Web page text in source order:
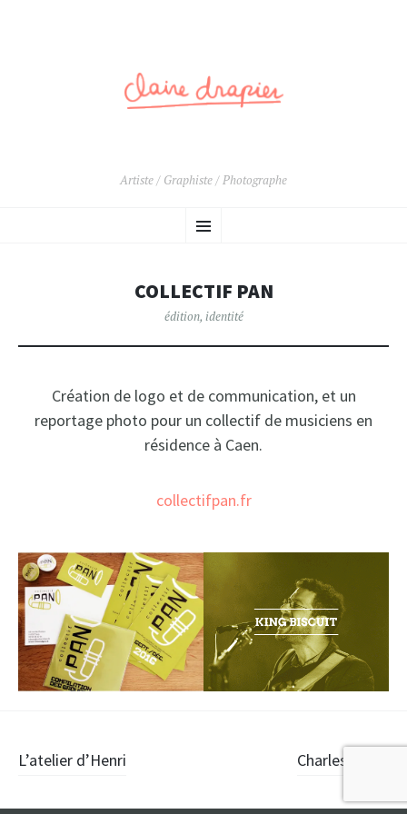
Artiste / Graphiste / Photographe
Menu
AU
COLLECTIF PAN
édition, identité
Création de logo et de communication, et un
reportage photo pour un collectif de musiciens en
résidence à Caen.
collectifpan.fr
Navigation
L’atelier d’Henri Charles Marie